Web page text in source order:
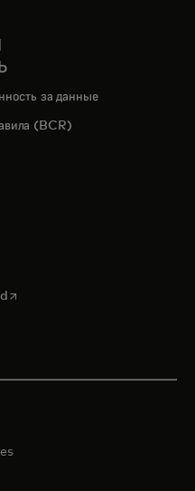
за данные
(BCR)
tab
a new tab
opens in a new tab
a new tab